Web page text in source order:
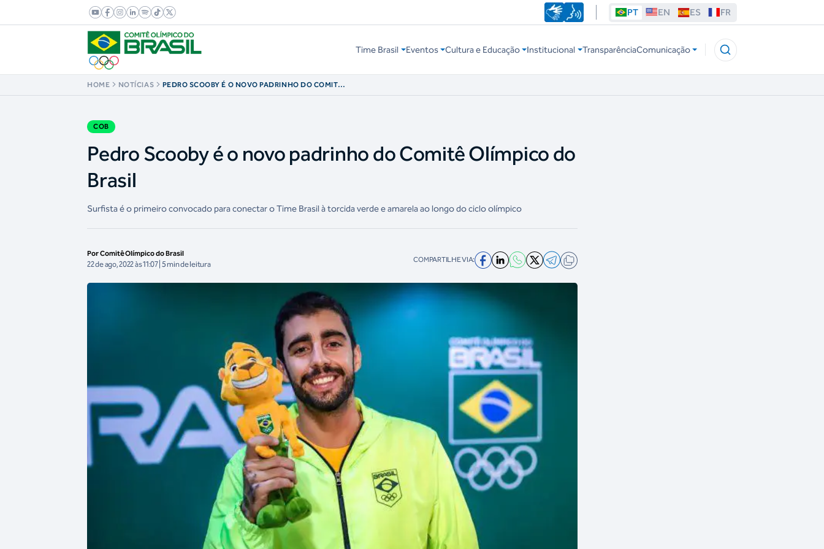
PT EN ES FR
Time Brasil Eventos Cultura e Educação Institucional TransparênciaComunicação
HOME NOTÍCIAS
PEDRO SCOOBY É O NOVO PADRINHO DO COMITÊ
COB
Pedro Scooby é o novo padrinho do Comitê Olímpico do
Brasil
Surfista é o primeiro convocado para conectar o Time Brasil à torcida verde e amarela ao longo do ciclo olímpico
Por Comitê Olímpico do Brasil
22 de ago, 2022 às 11:07 | 5 min de leitura COMPARTILHE VIA: